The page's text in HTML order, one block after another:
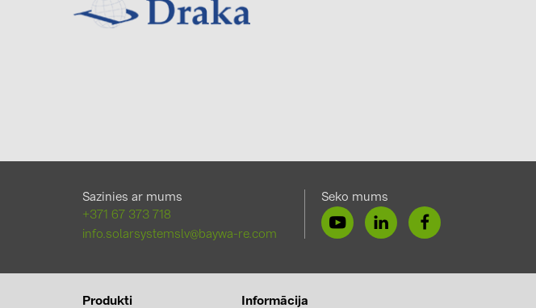
Sazinies ar mums
+371 67 373 718
info.solarsystemslv@baywa-re.com
Seko mums
Produkti Informācija